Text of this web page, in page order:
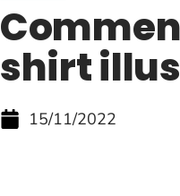
shirt
15/11/2022